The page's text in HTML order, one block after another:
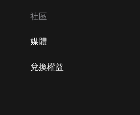
社區
媒體
兌換權益